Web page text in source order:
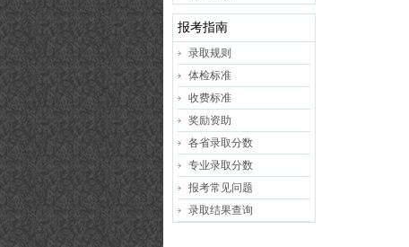
报考指南
录取规则
体检标准
收费标准
奖励资助
各省录取分数
专业录取分数
报考常见问题
录取结果查询